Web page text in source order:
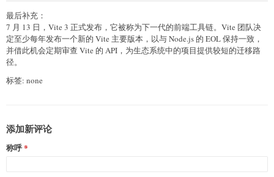
最后补充：
7 月 13 日，Vite 3 正式发布，它被称为下一代的前端工具链。Vite 团队决
定至少每年发布一个新的 Vite 主要版本，以与 Node.js 的 EOL 保持一致，
并借此机会定期审查 Vite 的 API，为生态系统中的项目提供较短的迁移路
径。
标签: none
添加新评论
称呼